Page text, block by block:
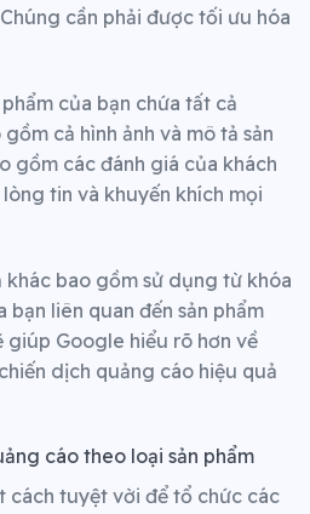
cần phải được tối ưu hóa
của bạn chứa tất cả
cả hình ảnh và mô tả sản
gồm các đánh giá của khách
tin và khuyến khích mọi
khác bao gồm sử dụng từ khóa
bạn liên quan đến sản phẩm
giúp Google hiểu rõ hơn về
dịch quảng cáo hiệu quả
cáo theo loại sản phẩm
cách tuyệt vời để tổ chức các